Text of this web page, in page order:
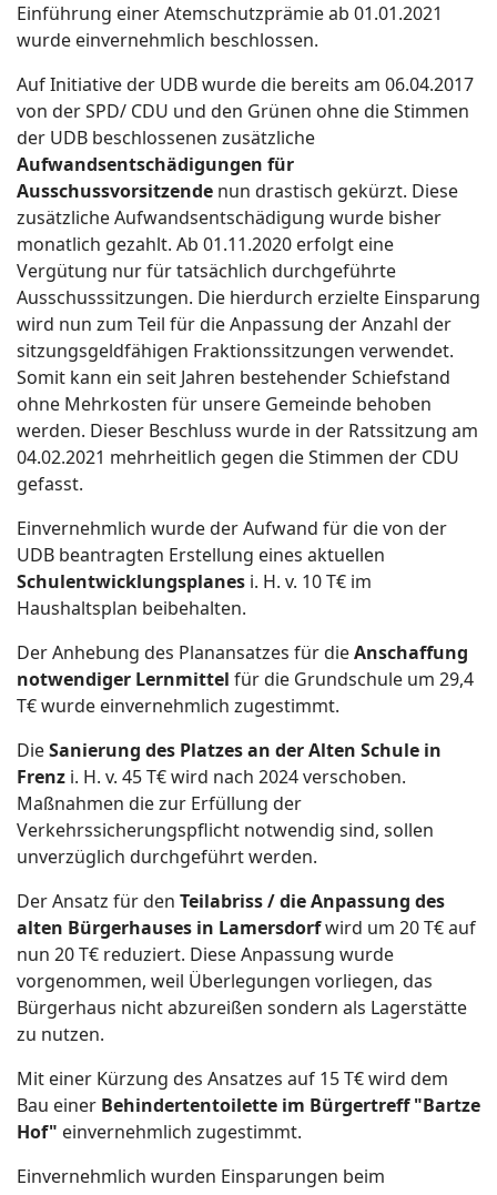
Einführung einer Atemschutzprämie ab 01.01.2021
wurde einvernehmlich beschlossen.
Auf Initiative der UDB wurde die bereits am 06.04.2017
von der SPD/ CDU und den Grünen ohne die Stimmen
der UDB beschlossenen zusätzliche
Aufwandsentschädigungen für
Ausschussvorsitzende nun drastisch gekürzt. Diese
zusätzliche Aufwandsentschädigung wurde bisher
monatlich gezahlt. Ab 01.11.2020 erfolgt eine
Vergütung nur für tatsächlich durchgeführte
Ausschusssitzungen. Die hierdurch erzielte Einsparung
wird nun zum Teil für die Anpassung der Anzahl der
sitzungsgeldfähigen Fraktionssitzungen verwendet.
Somit kann ein seit Jahren bestehender Schiefstand
ohne Mehrkosten für unsere Gemeinde behoben
werden. Dieser Beschluss wurde in der Ratssitzung am
04.02.2021 mehrheitlich gegen die Stimmen der CDU
gefasst.
Einvernehmlich wurde der Aufwand für die von der
UDB beantragten Erstellung eines aktuellen
Schulentwicklungsplanes i. H. v. 10 T€ im
Haushaltsplan beibehalten.
Der Anhebung des Planansatzes für dieAnschaffung
notwendiger Lernmittel für die Grundschule um 29,4
T€ wurde einvernehmlich zugestimmt.
DieSanierung des Platzes an der Alten Schule in
Frenz i. H. v. 45 T€ wird nach 2024 verschoben.
Maßnahmen die zur Erfüllung der
Verkehrssicherungspflicht notwendig sind, sollen
unverzüglich durchgeführt werden.
Der Ansatz für den Teilabriss / die Anpassung des
alten Bürgerhauses in Lamersdorfwird um 20 T€ auf
nun 20 T€ reduziert. Diese Anpassung wurde
vorgenommen, weil Überlegungen vorliegen, das
Bürgerhaus nicht abzureißen sondern als Lagerstätte
zu nutzen.
Mit einer Kürzung des Ansatzes auf 15 T€ wird dem
Bau einer Behindertentoilette im Bürgertreff "Bartze
Hof" einvernehmlich zugestimmt.
Einvernehmlich wurden Einsparungen beim